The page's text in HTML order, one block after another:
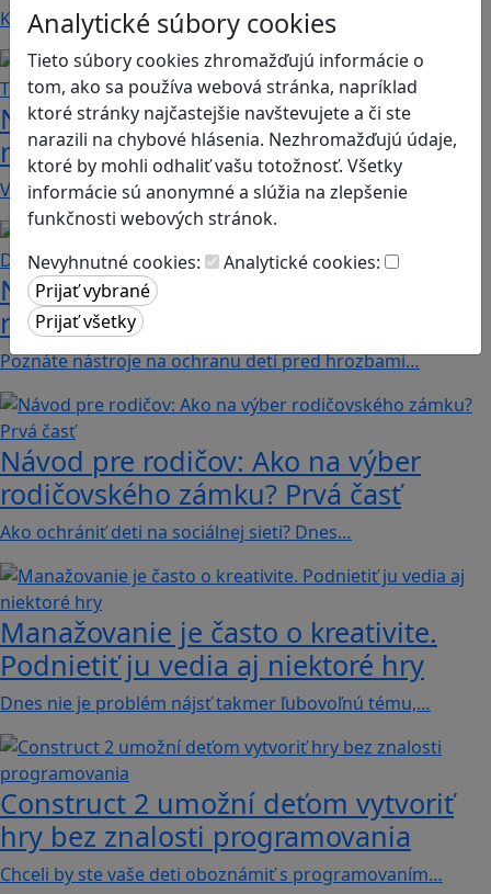
Analytické súbory cookies
Tieto súbory cookies zhromažďujú informácie o
tom, ako sa používa webová stránka, napríklad
ktoré stránky najčastejšie navštevujete a či ste
narazili na chybové hlásenia. Nezhromažďujú údaje,
ktoré by mohli odhaliť vašu totožnosť. Všetky
informácie sú anonymné a slúžia na zlepšenie
funkčnosti webových stránok.
Nevyhnutné cookies:
Analytické cookies:
Kvalitné aplikácie, ktoré ponúkajú bezpečné…
Návod pre rodičov: Ako na výber
rodičovského zámku? Tretia časť
V obchode Play je možné nájsť veľké množstvo…
Návod pre rodičov: Ako na výber
rodičovského zámku? Druhá časť
Poznáte nástroje na ochranu detí pred hrozbami…
Návod pre rodičov: Ako na výber
rodičovského zámku? Prvá časť
Ako ochrániť deti na sociálnej sieti? Dnes…
Manažovanie je často o kreativite.
Podnietiť ju vedia aj niektoré hry
Dnes nie je problém nájsť takmer ľubovoľnú tému,…
Construct 2 umožní deťom vytvoriť
hry bez znalosti programovania
Chceli by ste vaše deti oboznámiť s programovaním…